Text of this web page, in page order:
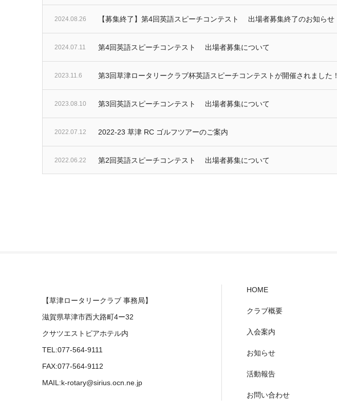
2024.08.26 【募集終了】第4回英語スピーチコンテスト 出場者募集終了のお知らせ
2024.07.11 第4回英語スピーチコンテスト 出場者募集について
2023.11.6 第3回草津ロータリークラブ杯英語スピーチコンテストが開催されました！
2023.08.10 第3回英語スピーチコンテスト 出場者募集について
2022.07.12 2022-23 草津 RC ゴルフツアーのご案内
2022.06.22 第2回英語スピーチコンテスト 出場者募集について
【草津ロータリークラブ 事務局】
滋賀県草津市西大路町4ー32
クサツエストピアホテル内
TEL:077-564-9111
FAX:077-564-9112
MAIL:k-rotary@sirius.ocn.ne.jp
HOME
クラブ概要
入会案内
お知らせ
活動報告
お問い合わせ